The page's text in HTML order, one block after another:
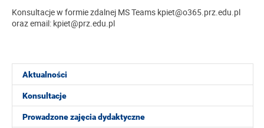
Aktualności
Konsultacje
Prowadzone zajęcia dydaktyczne
Konsultacje w formie zdalnej MS Teams kpiet@o365.prz.edu.pl
oraz email: kpiet@prz.edu.pl